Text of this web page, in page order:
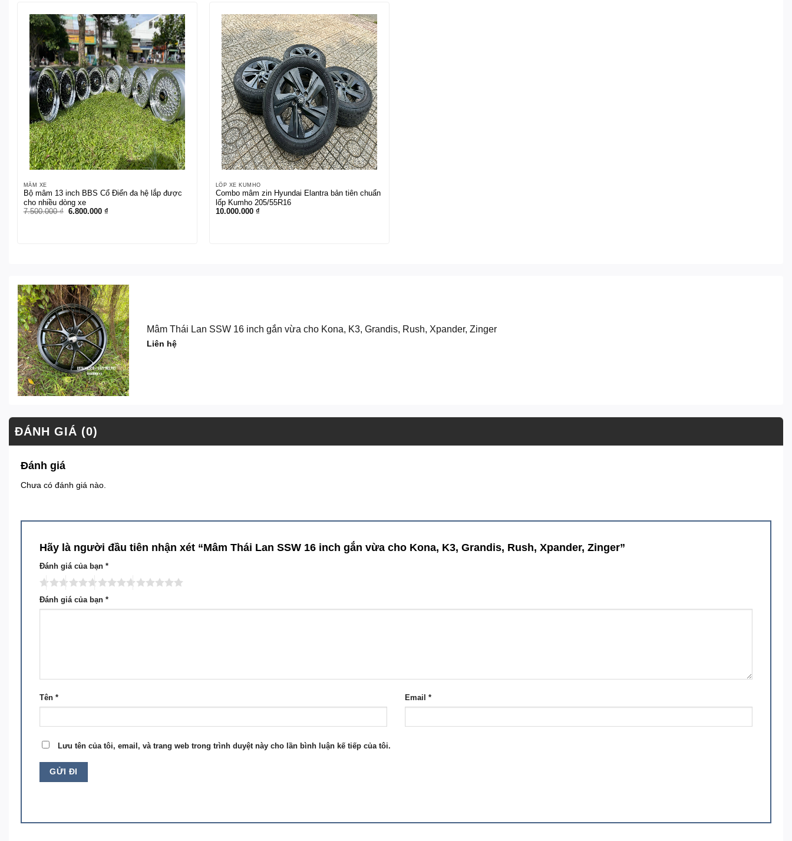
MÂM XE
Bộ mâm 13 inch BBS Cổ Điển đa hệ lắp được
cho nhiều dòng xe
7.500.000₫ Giá
6.800.000 ₫Giá
LỐP XE KUMHO
Combo mâm zin Hyundai Elantra bản tiên chuẩn
lốp Kumho 205/55R16
10.000.000 ₫
Mâm Thái Lan SSW 16 inch gắn vừa cho Kona, K3, Grandis, Rush, Xpander, Zinger
Liên hệ
ĐÁNH GIÁ (0)
Đánh giá
Chưa có đánh giá nào.
Hãy là người đầu tiên nhận xét “Mâm Thái Lan SSW 16 inch gắn vừa cho Kona, K3, Grandis, Rush, Xpander, Zinger”
Đánh giá của bạn *
Đánh giá của bạn *
Tên * Email *
Lưu tên của tôi, email, và trang web trong trình duyệt này cho lần bình luận kế tiếp của tôi.